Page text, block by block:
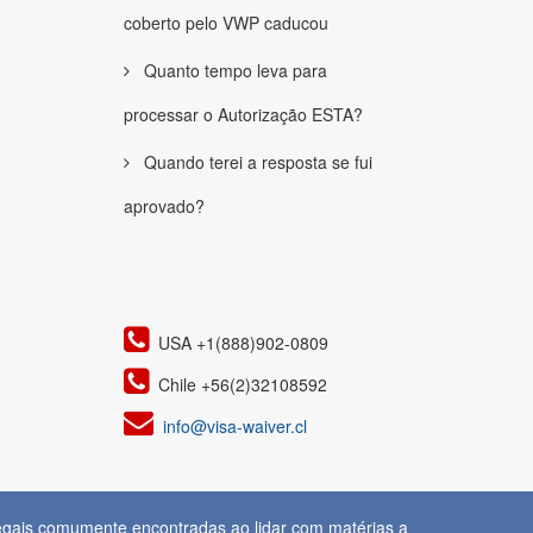
coberto pelo VWP caducou
Quanto tempo leva para
processar o Autorização ESTA?
Quando terei a resposta se fui
aprovado?
USA +1(888)902-0809
Chile +56(2)32108592
info@visa-waiver.cl
comumente encontradas ao lidar com matérias a